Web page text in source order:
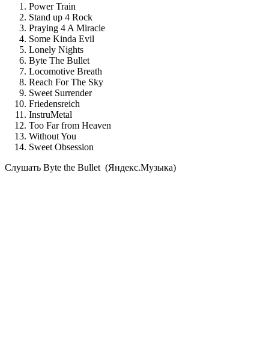
Power Train
Stand up 4 Rock
Praying 4 A Miracle
Some Kinda Evil
Lonely Nights
Byte The Bullet
Locomotive Breath
Reach For The Sky
Sweet Surrender
Friedensreich
InstruMetal
Too Far from Heaven
Without You
Sweet Obsession
Cлушать Byte the Bullet (Яндекс.Музыка)